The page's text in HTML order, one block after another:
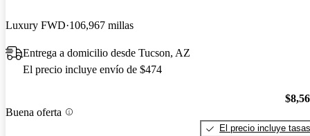
Luxury FWD 106,967 millas
Entrega a domicilio desde Tucson, AZ
El precio incluye envío de $474
Buena oferta
El precio incluye tasas